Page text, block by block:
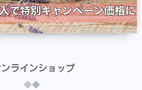
ラインショップ